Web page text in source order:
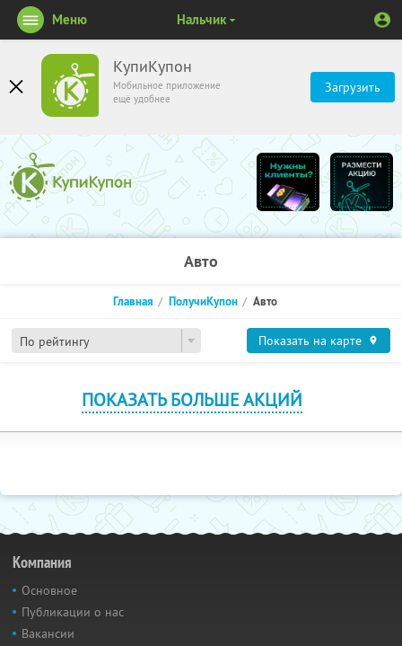
КупиКупон
Мобильное приложение
ещё удобнее
Загрузить
Меню Нальчик
Авто
По рейтингу
Главная ПолучиКупон Авто
Показать на карте
ПОКАЗАТЬ БОЛЬШЕ АКЦИЙ
Компания
Основное
Публикации о нас
Вакансии